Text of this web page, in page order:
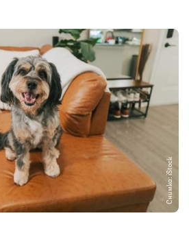
Снимка: iStock